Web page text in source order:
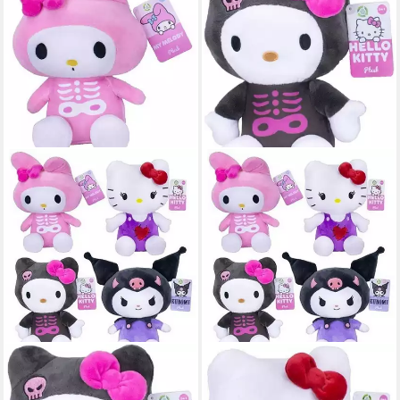
SANRIO
Kuscheltier Hello Kitty My
Kuscheltier Hello Kitty